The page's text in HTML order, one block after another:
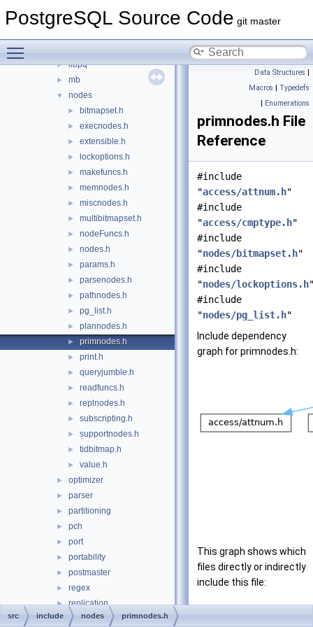
PostgreSQL Source Code git master
► foreign
► libpq
► mb
▼ nodes
► bitmapset.h
► execnodes.h
► extensible.h
► lockoptions.h
► makefuncs.h
► memnodes.h
► miscnodes.h
► multibitmapset.h
► nodeFuncs.h
► nodes.h
► params.h
► parsenodes.h
► pathnodes.h
► pg_list.h
► plannodes.h
► primnodes.h
► print.h
► queryjumble.h
► readfuncs.h
► replnodes.h
► subscripting.h
► supportnodes.h
► tidbitmap.h
► value.h
► optimizer
► parser
► partitioning
► pch
► port
► portability
► postmaster
► regex
► replication
► rewrite
Data Structures |
Macros | Typedefs
| Enumerations
primnodes.h File
Reference
#include
"access/attnum.h"
#include
"access/cmptype.h"
#include
"nodes/bitmapset.h"
#include
"nodes/lockoptions.h
#include
"nodes/pg_list.h"
Include dependency
graph for primnodes.h:
This graph shows which
files directly or indirectly
include this file:
src include nodes primnodes.h